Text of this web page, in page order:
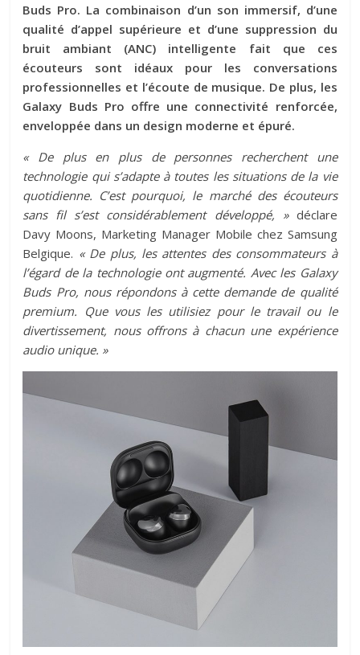
Buds Pro. La combinaison d’un son immersif, d’une
qualité d’appel supérieure et d’une suppression du
bruit ambiant (ANC) intelligente fait que ces
écouteurs sont idéaux pour les conversations
professionnelles et l’écoute de musique. De plus, les
Galaxy Buds Pro offre une connectivité renforcée,
enveloppée dans un design moderne et épuré.
« De plus en plus de personnes recherchent une
technologie qui s’adapte à toutes les situations de la vie
quotidienne. C’est pourquoi, le marché des écouteurs
sans fil s’est considérablement développé, » déclare
Davy Moons, Marketing Manager Mobile chez Samsung
Belgique. « De plus, les attentes des consommateurs à
l’égard de la technologie ont augmenté. Avec les Galaxy
Buds Pro, nous répondons à cette demande de qualité
premium. Que vous les utilisiez pour le travail ou le
divertissement, nous offrons à chacun une expérience
audio unique. »